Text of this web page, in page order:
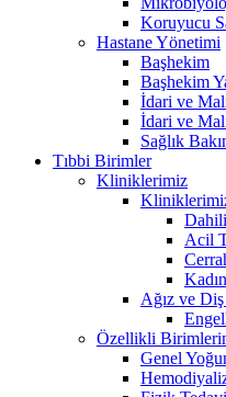
Koruyucu
Hastane Yönetimi
Başhekim
Başhekim
İdari ve
İdari ve
Sağlık
Tıbbi Birimler
Kliniklerimiz
Acil
Ağız ve Diş
Özellikli
Genel